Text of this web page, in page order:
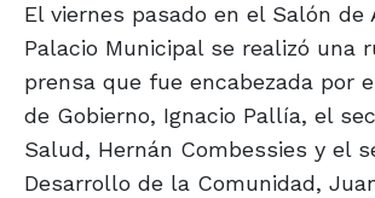
El viernes pasado en el Salón de
Palacio Municipal se realizó una
prensa que fue encabezada por
de Gobierno, Ignacio Pallía, el
Salud, Hernán Combessies y el
Desarrollo de la Comunidad,